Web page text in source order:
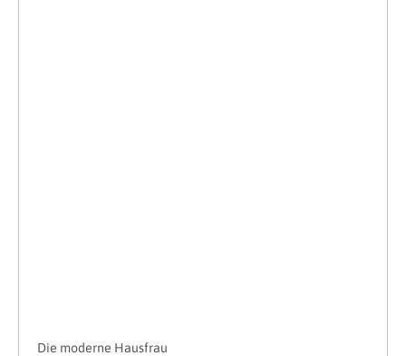
Die moderne Hausfrau